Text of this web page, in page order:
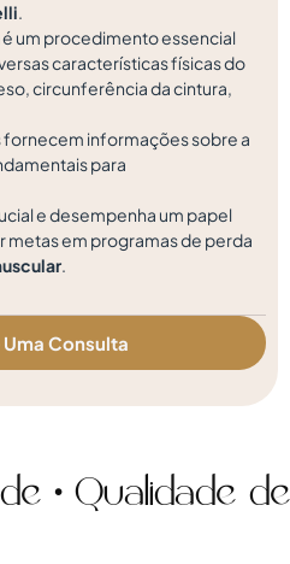
.
é um procedimento essencial
características físicas do
circunferência da cintura,
fornecem informações sobre a
para
e desempenha um papel
em programas de perda
.
Consulta
de